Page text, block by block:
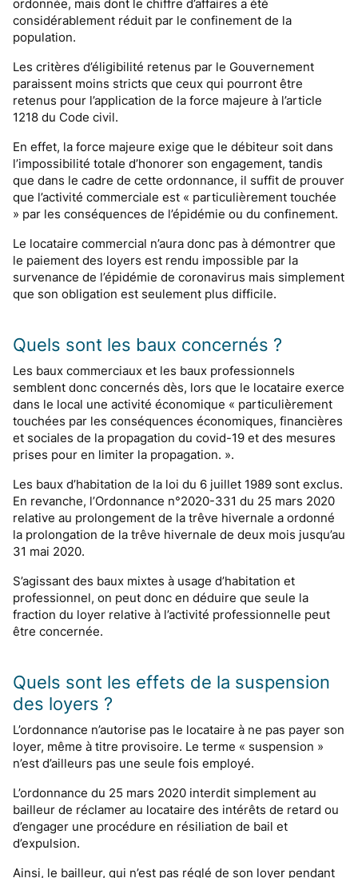
ordonnée, mais dont le chiffre d’affaires a été
considérablement réduit par le confinement de la
population.
Les critères d’éligibilité retenus par le Gouvernement
paraissent moins stricts que ceux qui pourront être
retenus pour l’application de la force majeure à l’article
1218 du Code civil.
En effet, la force majeure exige que le débiteur soit dans
l’impossibilité totale d’honorer son engagement, tandis
que dans le cadre de cette ordonnance, il suffit de prouver
que l’activité commerciale est « particulièrement touchée
» par les conséquences de l’épidémie ou du confinement.
Le locataire commercial n’aura donc pas à démontrer que
le paiement des loyers est rendu impossible par la
survenance de l’épidémie de coronavirus mais simplement
que son obligation est seulement plus difficile.
Quels sont les baux concernés ?
Les baux commerciaux et les baux professionnels
semblent donc concernés dès, lors que le locataire exerce
dans le local une activité économique « particulièrement
touchées par les conséquences économiques, financières
et sociales de la propagation du covid-19 et des mesures
prises pour en limiter la propagation. ».
Les baux d’habitation de la loi du 6 juillet 1989 sont exclus.
En revanche, l’Ordonnance n°2020-331 du 25 mars 2020
relative au prolongement de la trêve hivernale a ordonné
la prolongation de la trêve hivernale de deux mois jusqu’au
31 mai 2020.
S’agissant des baux mixtes à usage d’habitation et
professionnel, on peut donc en déduire que seule la
fraction du loyer relative à l’activité professionnelle peut
être concernée.
Quels sont les effets de la suspension
des loyers ?
L’ordonnance n’autorise pas le locataire à ne pas payer son
loyer, même à titre provisoire. Le terme « suspension »
n’est d’ailleurs pas une seule fois employé.
L’ordonnance du 25 mars 2020 interdit simplement au
bailleur de réclamer au locataire des intérêts de retard ou
d’engager une procédure en résiliation de bail et
d’expulsion.
Ainsi, le bailleur, qui n’est pas réglé de son loyer pendant